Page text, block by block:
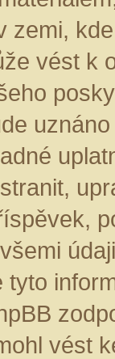
vést k
tyto
vést